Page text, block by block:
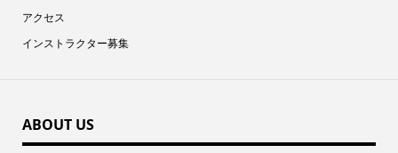
アクセス
インストラクター募集
ABOUT US